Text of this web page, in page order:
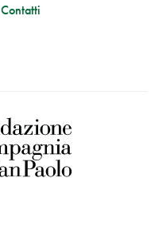
Contatti